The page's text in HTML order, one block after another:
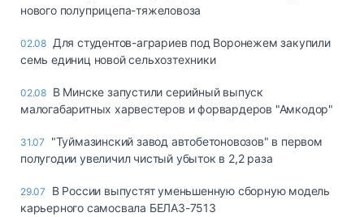
нового полуприцепа-тяжеловоза
02.08 Для студентов-аграриев под Воронежем закупили
семь единиц новой сельхозтехники
02.08 В Минске запустили серийный выпуск
малогабаритных харвестеров и форвардеров "Амкодор"
31.07
"Туймазинский завод автобетоновозов" в первом
полугодии увеличил чистый убыток в 2,2 раза
29.07
В России выпустят уменьшенную сборную модель
карьерного самосвала БЕЛАЗ-7513